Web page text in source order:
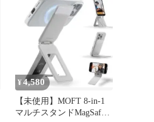
¥4,580
【未使用】MOFT 8-in-1
マルチスタンドMagSafe